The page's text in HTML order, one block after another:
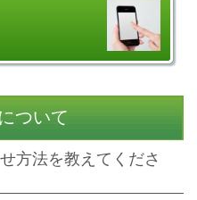
ついて
方法を教えてくださ